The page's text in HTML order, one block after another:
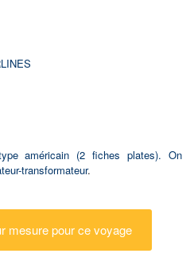
américain (2 fiches plates). On
transformateur.
mesure pour ce voyage